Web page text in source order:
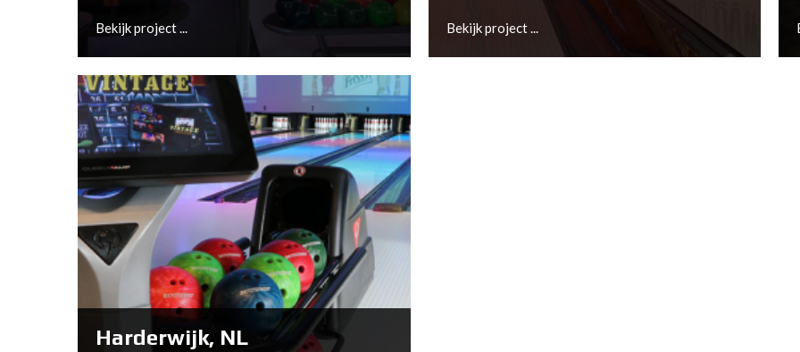
Bekijk project ...
Bergen op Zoom, NL
On behalf of Harold van der Meer Holdng
B.V., Bowltech has installed the following
products to create a new amazing center in an
historical industrial building, “De Zeeland” in
Bergen op Zoom;
Bekijk project ...
Harderwijk, NL